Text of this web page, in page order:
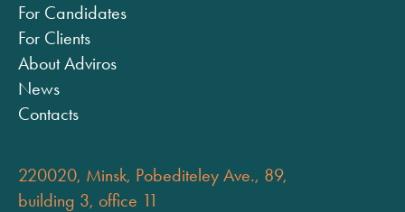
For Candidates
For Clients
About Adviros
News
Contacts
220020, Minsk, Pobediteley Ave., 89,
building 3, office 11